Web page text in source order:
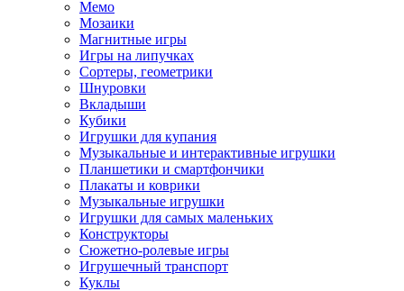
Мемо
Мозаики
Магнитные игры
Игры на липучках
Сортеры, геометрики
Шнуровки
Вкладыши
Кубики
Игрушки для купания
Музыкальные и интерактивные игрушки
Планшетики и смартфончики
Плакаты и коврики
Музыкальные игрушки
Игрушки для самых маленьких
Конструкторы
Сюжетно-ролевые игры
Игрушечный транспорт
Куклы